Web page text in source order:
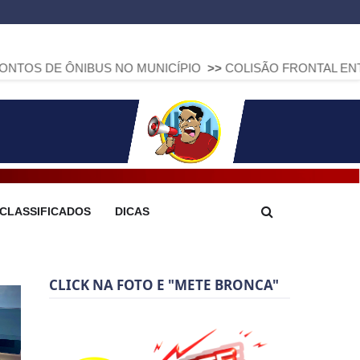
NO MUNICÍPIO >> COLISÃO FRONTAL ENTRE DUAS
CLASSIFICADOS DICAS
CLICK NA FOTO E "METE BRONCA"